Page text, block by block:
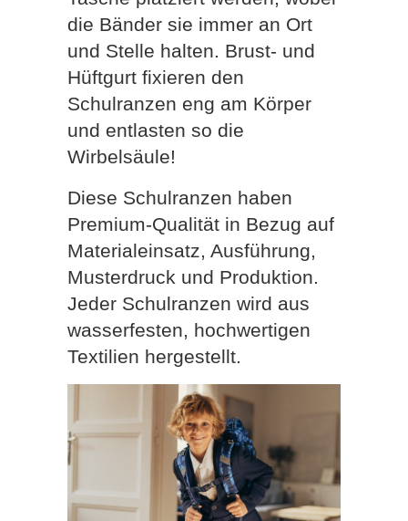
die Bänder sie immer an Ort
und Stelle halten. Brust- und
Hüftgurt fixieren den
Schulranzen eng am Körper
und entlasten so die
Wirbelsäule!
Diese Schulranzen haben
Premium-Qualität in Bezug auf
Materialeinsatz, Ausführung,
Musterdruck und Produktion.
Jeder Schulranzen wird aus
wasserfesten, hochwertigen
Textilien hergestellt.